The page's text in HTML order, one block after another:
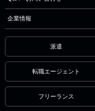
企業情報
派遣
転職エージェント
フリーランス